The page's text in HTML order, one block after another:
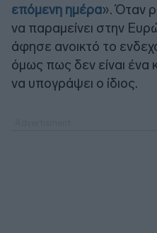
επόμενη ημέρα». Όταν
να παραμείνει στην
άφησε ανοικτό το
όμως πως δεν είναι ένα
να υπογράψει ο ίδιος.